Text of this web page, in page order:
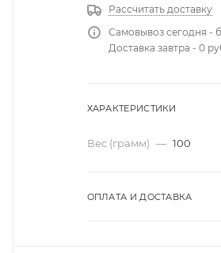
Рассчитать доставку
Самовывоз сегодня -
Доставка завтра - 0
ХАРАКТЕРИСТИКИ
Вес (грамм) — 100
ОПЛАТА И ДОСТАВКА